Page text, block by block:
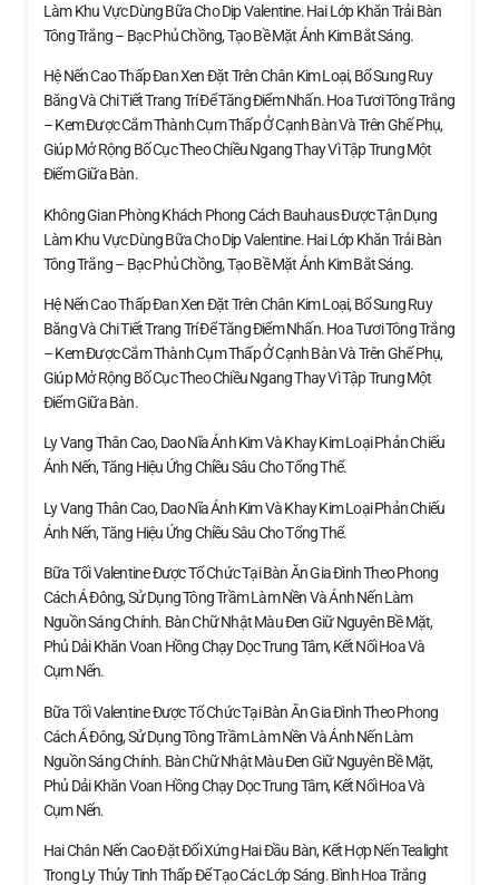
Làm Khu Vực Dùng Bữa Cho Dịp Valentine. Hai Lớp Khăn Trải Bàn
Tông Trắng – Bạc Phủ Chồng, Tạo Bề Mặt Ánh Kim Bắt Sáng.
Hệ Nến Cao Thấp Đan Xen Đặt Trên Chân Kim Loại, Bổ Sung Ruy
Băng Và Chi Tiết Trang Trí Để Tăng Điểm Nhấn. Hoa Tươi Tông Trắng
– Kem Được Cắm Thành Cụm Thấp Ở Cạnh Bàn Và Trên Ghế Phụ,
Giúp Mở Rộng Bố Cục Theo Chiều Ngang Thay Vì Tập Trung Một
Điểm Giữa Bàn.
Không Gian Phòng Khách Phong Cách Bauhaus Được Tận Dụng
Làm Khu Vực Dùng Bữa Cho Dịp Valentine. Hai Lớp Khăn Trải Bàn
Tông Trắng – Bạc Phủ Chồng, Tạo Bề Mặt Ánh Kim Bắt Sáng.
Hệ Nến Cao Thấp Đan Xen Đặt Trên Chân Kim Loại, Bổ Sung Ruy
Băng Và Chi Tiết Trang Trí Để Tăng Điểm Nhấn. Hoa Tươi Tông Trắng
– Kem Được Cắm Thành Cụm Thấp Ở Cạnh Bàn Và Trên Ghế Phụ,
Giúp Mở Rộng Bố Cục Theo Chiều Ngang Thay Vì Tập Trung Một
Điểm Giữa Bàn.
Ly Vang Thân Cao, Dao Nĩa Ánh Kim Và Khay Kim Loại Phản Chiếu
Ánh Nến, Tăng Hiệu Ứng Chiều Sâu Cho Tổng Thể.
Ly Vang Thân Cao, Dao Nĩa Ánh Kim Và Khay Kim Loại Phản Chiếu
Ánh Nến, Tăng Hiệu Ứng Chiều Sâu Cho Tổng Thể.
Bữa Tối Valentine Được Tổ Chức Tại Bàn Ăn Gia Đình Theo Phong
Cách Á Đông, Sử Dụng Tông Trầm Làm Nền Và Ánh Nến Làm
Nguồn Sáng Chính. Bàn Chữ Nhật Màu Đen Giữ Nguyên Bề Mặt,
Phủ Dải Khăn Voan Hồng Chạy Dọc Trung Tâm, Kết Nối Hoa Và
Cụm Nến.
Bữa Tối Valentine Được Tổ Chức Tại Bàn Ăn Gia Đình Theo Phong
Cách Á Đông, Sử Dụng Tông Trầm Làm Nền Và Ánh Nến Làm
Nguồn Sáng Chính. Bàn Chữ Nhật Màu Đen Giữ Nguyên Bề Mặt,
Phủ Dải Khăn Voan Hồng Chạy Dọc Trung Tâm, Kết Nối Hoa Và
Cụm Nến.
Hai Chân Nến Cao Đặt Đối Xứng Hai Đầu Bàn, Kết Hợp Nến Tealight
Trong Ly Thủy Tinh Thấp Để Tạo Các Lớp Sáng. Bình Hoa Trắng